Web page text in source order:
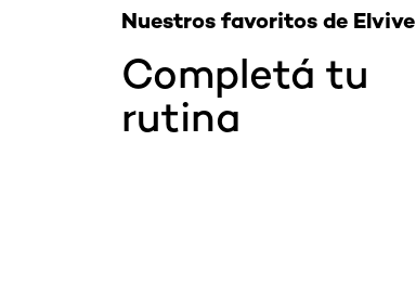
Completá tu
rutina
Nuestros favoritos de Elvive